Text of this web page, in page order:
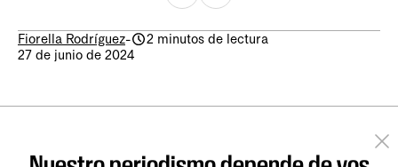
Fiorella Rodríguez-
2 minutos de lectura
27 de junio de 2024